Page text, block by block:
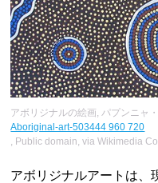
アボリジナルの絵画, パプンニャ
Aboriginal-art-503444 960 720
, Public domain, via Wikimedia
アボリジナルアートは、